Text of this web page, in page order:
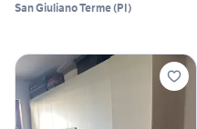
San Giuliano Terme(PI)